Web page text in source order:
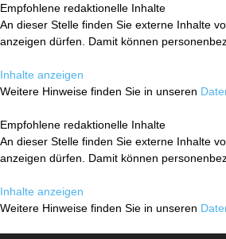
Empfohlene redaktionelle Inhalte
An dieser Stelle finden Sie externe Inhalte
anzeigen dürfen. Damit können
Inhalte anzeigen
Weitere Hinweise finden Sie in unseren
Empfohlene redaktionelle Inhalte
An dieser Stelle finden Sie externe Inhalte
anzeigen dürfen. Damit können
Inhalte anzeigen
Weitere Hinweise finden Sie in unseren